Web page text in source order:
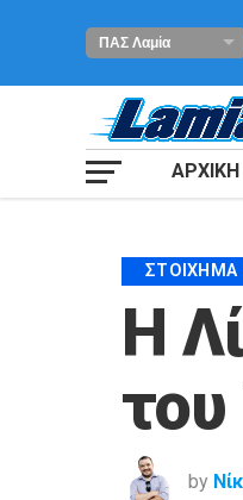
ΑΡΧΙΚΗ
ΣΤΟΊΧΗΜΑ
Η
by